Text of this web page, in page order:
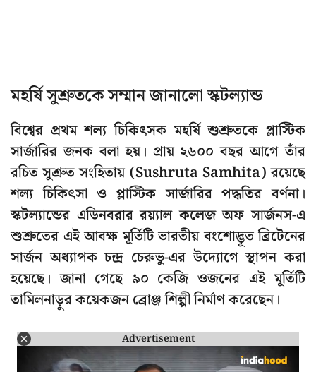
মহর্ষি সুশ্রুতকে সম্মান জানালো স্কটল্যান্ড
বিশ্বের প্রথম শল্য চিকিৎসক মহর্ষি শুশ্রুতকে প্লাস্টিক
সার্জারির জনক বলা হয়। প্রায় ২৬০০ বছর আগে তাঁর
রচিত সুশ্রুত সংহিতায় (Sushruta Samhita) রয়েছে
শল্য চিকিৎসা ও প্লাস্টিক সার্জারির পদ্ধতির বর্ণনা।
স্কটল্যান্ডের এডিনবরার রয়্যাল কলেজ অফ সার্জনস-এ
শুশ্রুতের এই আবক্ষ মূর্তিটি ভারতীয় বংশোদ্ভূত ব্রিটেনের
সার্জন অধ্যাপক চন্দ্র চেরুভু-এর উদ্যোগে স্থাপন করা
হয়েছে। জানা গেছে ৯০ কেজি ওজনের এই মূর্তিটি
তামিলনাড়ুর কয়েকজন ব্রোঞ্জ শিল্পী নির্মাণ করেছেন।
Advertisement